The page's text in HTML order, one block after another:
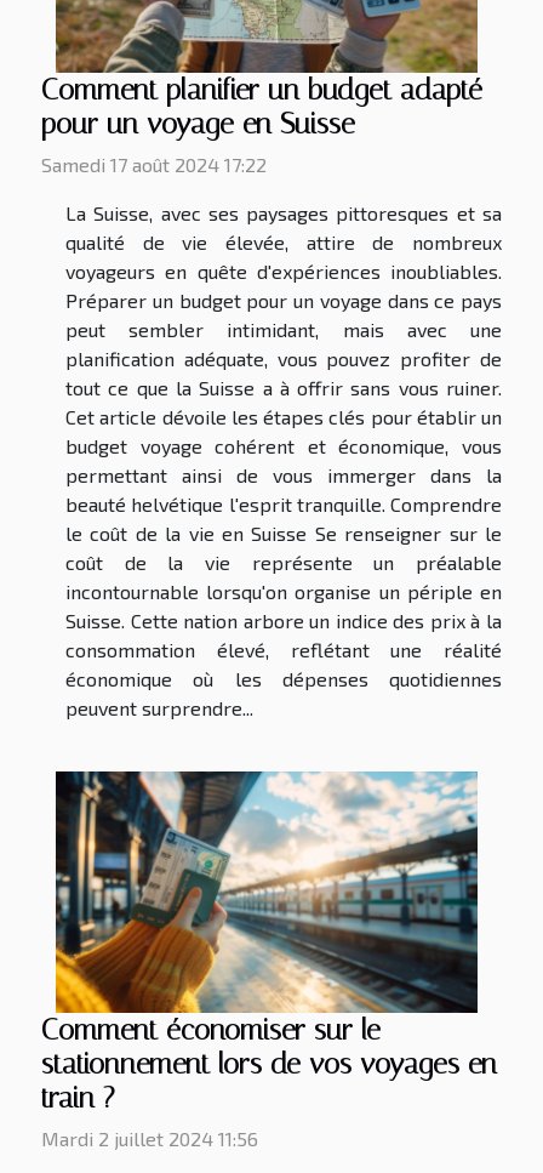
Comment planifier un budget adapté
pour un voyage en Suisse
Samedi 17 août 2024 17:22
La Suisse, avec ses paysages pittoresques et sa
qualité de vie élevée, attire de nombreux
voyageurs en quête d'expériences inoubliables.
Préparer un budget pour un voyage dans ce pays
peut sembler intimidant, mais avec une
planification adéquate, vous pouvez profiter de
tout ce que la Suisse a à offrir sans vous ruiner.
Cet article dévoile les étapes clés pour établir un
budget voyage cohérent et économique, vous
permettant ainsi de vous immerger dans la
beauté helvétique l'esprit tranquille. Comprendre
le coût de la vie en Suisse Se renseigner sur le
coût de la vie représente un préalable
incontournable lorsqu'on organise un périple en
Suisse. Cette nation arbore un indice des prix à la
consommation élevé, reflétant une réalité
économique où les dépenses quotidiennes
peuvent surprendre...
Comment économiser sur le
stationnement lors de vos voyages en
train ?
Mardi 2 juillet 2024 11:56